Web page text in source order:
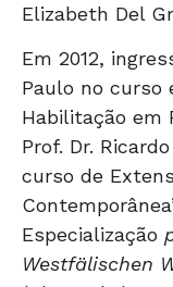
Elizabeth Del
Em 2012,
Paulo no curso
Habilitação em
Prof. Dr.
curso de
Especialização
Westfälischen